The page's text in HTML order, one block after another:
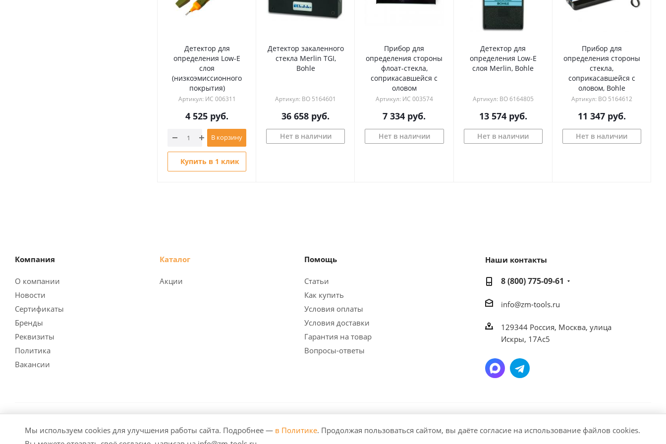
Детектор для
определения Low-E
слоя
(низкоэмиссионного
покрытия)
Артикул: ИС 006311
4 525 руб.
В корзину
Купить в 1 клик
Детектор закаленного
стекла Merlin TGI,
Bohle
Артикул: BO 5164601
36 658 руб.
Нет в наличии
Прибор для
определения стороны
флоат-стекла,
соприкасавшейся с
оловом
Артикул: ИС 003574
7 334 руб.
Нет в наличии
Детектор для
определения Low-E
слоя Merlin, Bohle
Артикул: BO 6164805
13 574руб.
Нет в наличии
Прибор для
определения стороны
стекла,
соприкасавшейся с
оловом, Bohle
Артикул: BO 5164612
11 347руб.
Нет в наличии
Компания
О компании
Новости
Сертификаты
Бренды
Реквизиты
Политика
Вакансии
Каталог
Акции
Помощь
Статьи
Как купить
Условия оплаты
Условия доставки
Гарантия на товар
Вопросы-ответы
Наши контакты
8 (800) 775-09-61
info@zm-tools.ru
129344 Россия, Москва, улица
Искры, 17Ас5
2026 © Заубер Машинери - Обеспечивая превосходство. Все права защищены. Любое использование либо копирование материалов или подборки материалов сайта,
элементов дизайна и оформления допускается лишь с разрешения правообладателя и только со ссылкой на источник: https://zm-tools.ru
Мы используем cookies для улучшения работы сайта. Подробнее — в Политике. Продолжая пользоваться сайтом, вы даёте согласие на использование файлов cookies.